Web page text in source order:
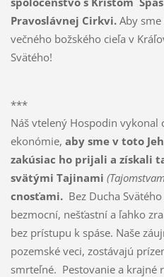
Pravoslávnej Cirkvi.Aby sme
večného božského cieľa v
Svätého!
***
Náš vtelený Hospodin vykonal
ekonómie, aby sme v toto
zakúsiac ho prijali a získali
svätými Tajinami
cnosťami.Bez Ducha
bezmocní, nešťastní a ľahko
bez prístupu k spáse. Naše
pozemské veci, zostávajú
smrteľné. Pestovanie a krajné